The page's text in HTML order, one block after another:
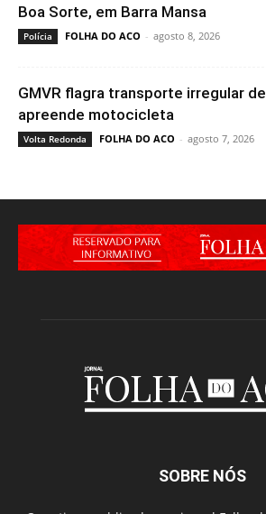
Boa Sorte, em Barra Mansa
Polícia FOLHA DO ACO - agosto 8, 2026
GMVR flagra transporte irregular
apreende motocicleta
Volta Redonda FOLHA DO ACO - agosto 7, 2026
SOBRE NÓS